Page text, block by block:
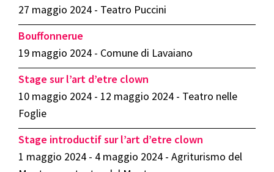
27 maggio 2024 - Teatro Puccini
Bouffonnerue
19 maggio 2024 - Comune di Lavaiano
Stage sur l’art d’etre clown
10 maggio 2024 - 12 maggio 2024 - Teatro nelle
Foglie
Stage introductif sur l’art d’etre clown
1 maggio 2024 - 4 maggio 2024 - Agriturismo del